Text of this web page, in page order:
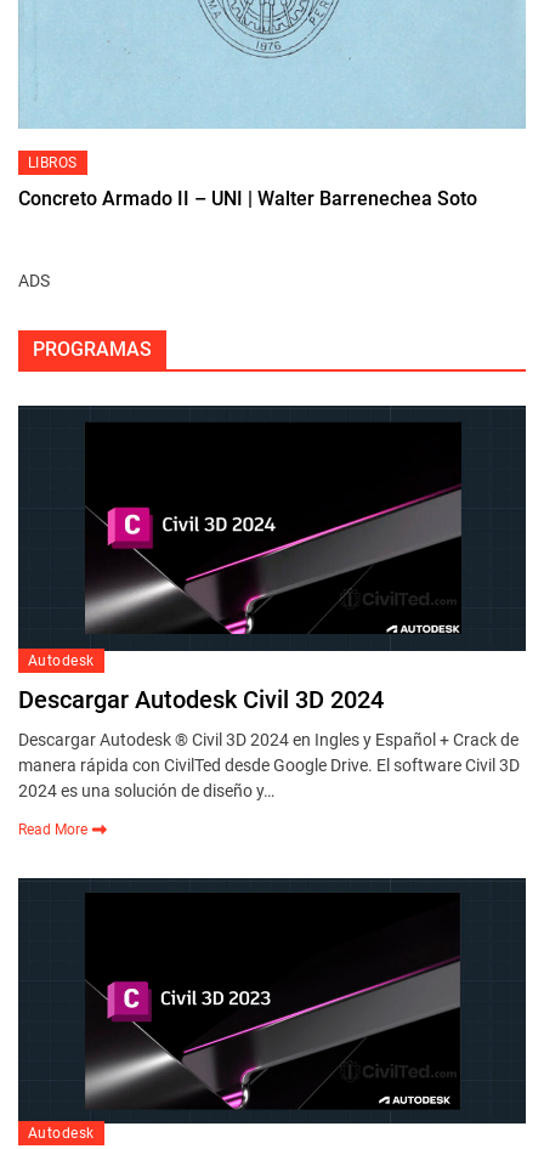
LIBROS
Concreto Armado II – UNI | Walter Barrenechea Soto
ADS
PROGRAMAS
Autodesk
Descargar Autodesk Civil 3D 2024
Descargar Autodesk ® Civil 3D 2024 en Ingles y Español + Crack de
manera rápida con CivilTed desde Google Drive. El software Civil 3D
2024 es una solución de diseño y…
Read More
Autodesk